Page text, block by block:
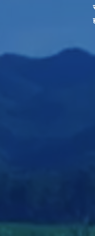
विरुद्ध मौनता तोडौ, न्याय